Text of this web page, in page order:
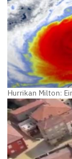
Hurrikan Milton: